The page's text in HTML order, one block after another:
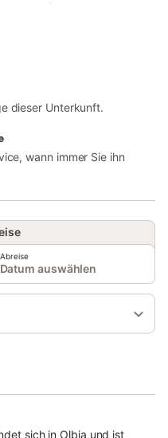
dieser Unterkunft.
wann immer Sie ihn
Abreise
Datum auswählen
sich in Olbia und ist